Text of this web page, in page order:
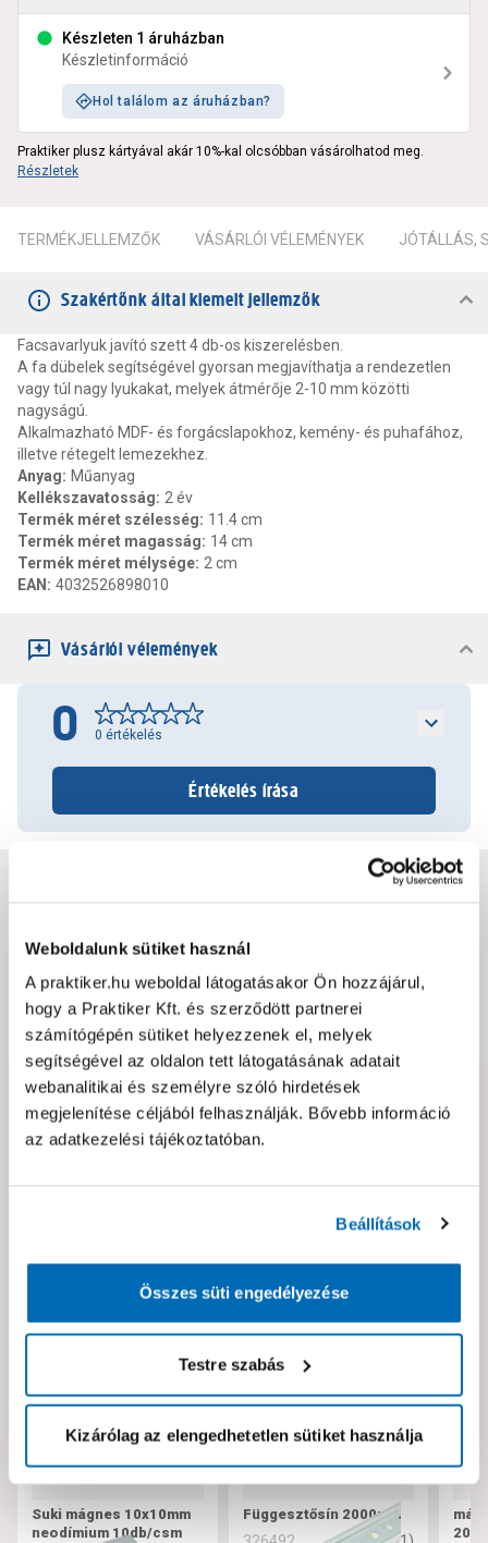
Weboldalunk sütiket használ
A praktiker.hu weboldal látogatásakor Ön hozzájárul,
hogy a Praktiker Kft. és szerződött partnerei
számítógépén sütiket helyezzenek el, melyek
segítségével az oldalon tett látogatásának adatait
webanalitikai és személyre szóló hirdetések
megjelenítése céljából felhasználják. Bővebb információ
az adatkezelési tájékoztatóban.
Beállítások
Összes süti engedélyezése
Testre szabás
Kizárólag az elengedhetetlen sütiket használja
Készleten 1 áruházban
Készletinformáció
Hol találom az áruházban?
Praktiker plusz kártyával akár 10%-kal olcsóbban vásárolhatod meg.
Részletek
TERMÉKJELLEMZŐK VÁSÁRLÓI VÉLEMÉNYEK JÓTÁLLÁS,
Szakértőnk által kiemelt jellemzők
Facsavarlyuk javító szett 4 db-os kiszerelésben.
A fa dübelek segítségével gyorsan megjavíthatja a rendezetlen
vagy túl nagy lyukakat, melyek átmérője 2-10 mm közötti
nagyságú.
Alkalmazható MDF- és forgácslapokhoz, kemény- és puhafához,
illetve rétegelt lemezekhez.
Anyag: Műanyag
Kellékszavatosság: 2 év
Termék méret szélesség: 11.4 cm
Termék méret magasság: 14 cm
Termék méret mélysége: 2 cm
EAN : 4032526898010
Vásárlói vélemények
0 0 értékelés
Értékelés írása
Csomagolási és súly információk
Dokumentumok, felelős személy
Hibát találtál az oldalon vagy a termék leírásában?
Kérjük jelezd nekünk!
Suki mágnes 10x10mm
neodímium 10db/csm
Függesztősín 2000mm